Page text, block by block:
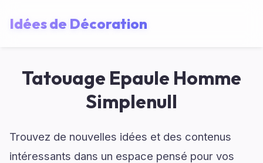
Idées de Décoration
Tatouage Epaule Homme
Simplenull
Trouvez de nouvelles idées et des contenus
intéressants dans un espace pensé pour vos